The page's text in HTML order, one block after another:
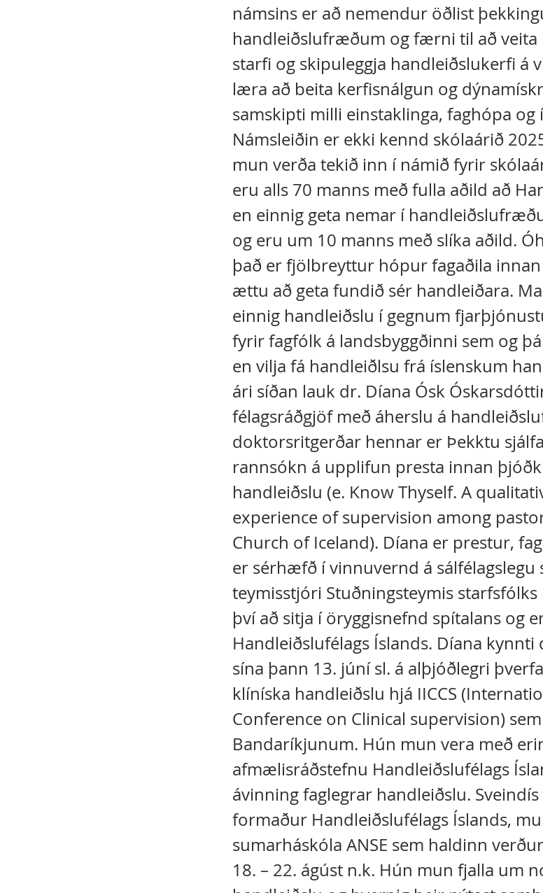
námsins er að nemendur öðlist
handleiðslufræðum og færni til að veita
starfi og skipuleggja handleiðslukerfi á
læra að beita kerfisnálgun og
samskipti milli einstaklinga, faghópa og
Námsleiðin er ekki kennd skólaárið
mun verða tekið inn í námið fyrir
eru alls 70 manns með fulla aðild að
en einnig geta nemar í
og eru um 10 manns með slíka aðild.
það er fjölbreyttur hópur fagaðila
ættu að geta fundið sér handleiðara.
einnig handleiðslu í gegnum
fyrir fagfólk á landsbyggðinni sem og
en vilja fá handleiðlsu frá íslenskum
ári síðan lauk dr. Díana Ósk
félagsráðgjöf með áherslu á
doktorsritgerðar hennar er Þekktu
rannsókn á upplifun presta innan
handleiðslu (e. Know Thyself. A
experience of supervision among
Church of Iceland). Díana er prestur,
er sérhæfð í vinnuvernd á sálfélagslegu
teymisstjóri Stuðningsteymis starfsfólks
því að sitja í öryggisnefnd spítalans og
Handleiðslufélags Íslands. Díana
sína þann 13. júní sl. á alþjóðlegri
klíníska handleiðslu hjá IICCS
Conference on Clinical supervision)
Bandaríkjunum. Hún mun vera með
afmælisráðstefnu Handleiðslufélags
ávinning faglegrar handleiðslu.
formaður Handleiðslufélags Íslands,
sumarháskóla ANSE sem haldinn
18. – 22. ágúst n.k. Hún mun fjalla um